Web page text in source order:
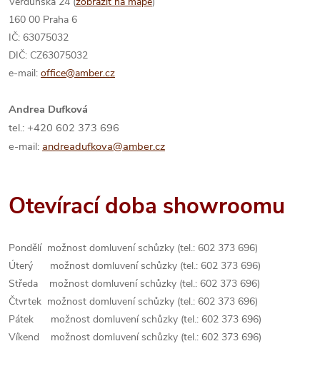
160 00 Praha 6
IČ: 63075032
DIČ: CZ63075032
e-mail: office@amber.cz
Andrea Dufková
tel.: +420 602 373 696
e-mail: andreadufkova@amber.cz
Otevírací doba showroomu
Pondělí možnost domluvení schůzky (tel.: 602 373 696)
Úterý možnost domluvení schůzky (tel.: 602 373 696)
Středa možnost domluvení schůzky (tel.: 602 373 696)
Čtvrtek možnost domluvení schůzky (tel.: 602 373 696)
Pátek možnost domluvení schůzky (tel.: 602 373 696)
Víkend možnost domluvení schůzky (tel.: 602 373 696)